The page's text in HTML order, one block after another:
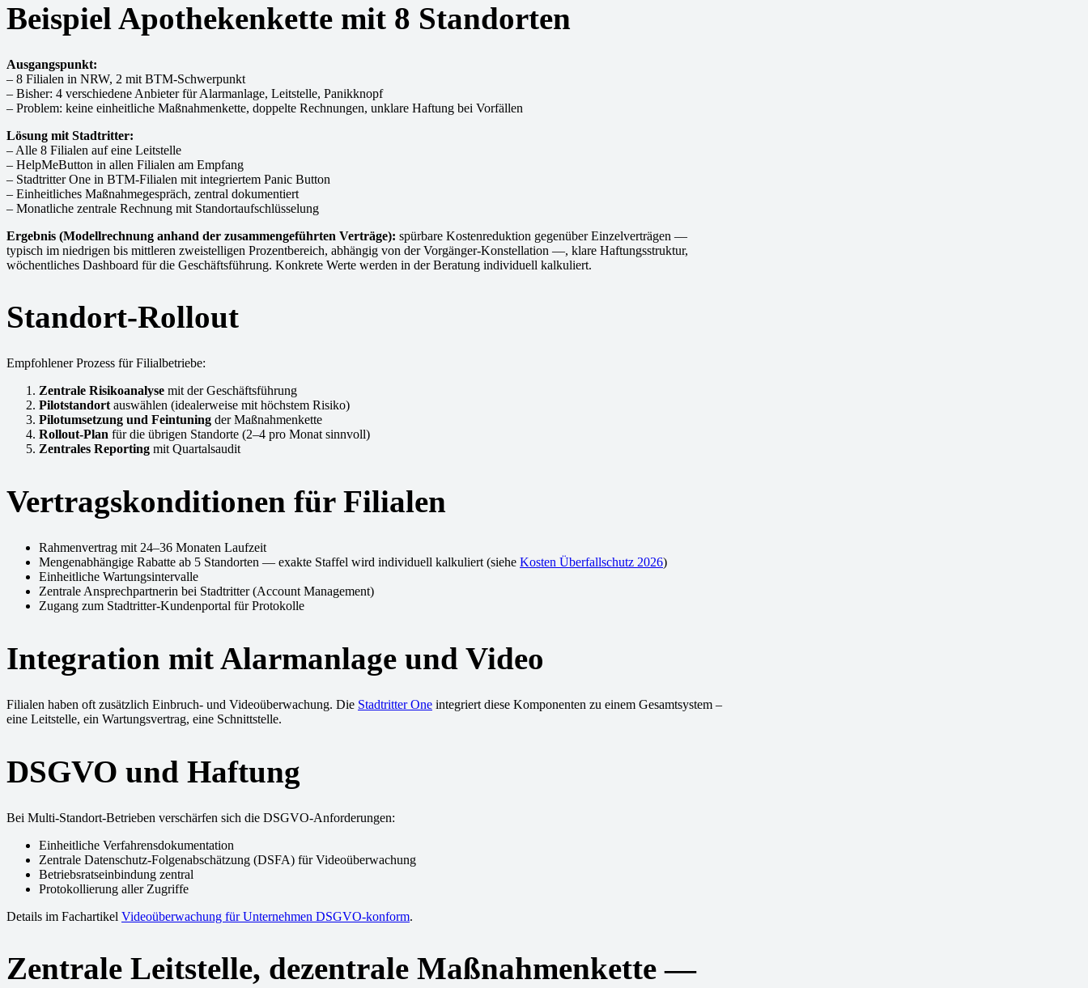
Beispiel Apothekenkette mit 8 Standorten
Ausgangspunkt:
– 8 Filialen in NRW, 2 mit BTM-Schwerpunkt
– Bisher: 4 verschiedene Anbieter für Alarmanlage, Leitstelle, Panikknopf
– Problem: keine einheitliche Maßnahmenkette, doppelte Rechnungen, unklare Haftung bei Vorfällen
Lösung mit Stadtritter:
– Alle 8 Filialen auf eine Leitstelle
– HelpMeButton in allen Filialen am Empfang
– Stadtritter One in BTM-Filialen mit integriertem Panic Button
– Einheitliches Maßnahmegespräch, zentral dokumentiert
– Monatliche zentrale Rechnung mit Standortaufschlüsselung
Ergebnis (Modellrechnung anhand der zusammengeführten Verträge): spürbare Kostenreduktion gegenüber Einzelverträgen —
typisch im niedrigen bis mittleren zweistelligen Prozentbereich, abhängig von der Vorgänger-Konstellation —, klare Haftungsstruktur,
wöchentliches Dashboard für die Geschäftsführung. Konkrete Werte werden in der Beratung individuell kalkuliert.
Standort-Rollout
Empfohlener Prozess für Filialbetriebe:
Zentrale Risikoanalyse mit der Geschäftsführung
Pilotstandort auswählen (idealerweise mit höchstem Risiko)
Pilotumsetzung und Feintuning der Maßnahmenkette
Rollout-Plan für die übrigen Standorte (2–4 pro Monat sinnvoll)
Zentrales Reporting mit Quartalsaudit
Vertragskonditionen für Filialen
Rahmenvertrag mit 24–36 Monaten Laufzeit
Mengenabhängige Rabatte ab 5 Standorten — exakte Staffel wird individuell kalkuliert (siehe Kosten Überfallschutz 2026)
Einheitliche Wartungsintervalle
Zentrale Ansprechpartnerin bei Stadtritter (Account Management)
Zugang zum Stadtritter-Kundenportal für Protokolle
Integration mit Alarmanlage und Video
Filialen haben oft zusätzlich Einbruch- und Videoüberwachung. Die Stadtritter One integriert diese Komponenten zu einem Gesamtsystem –
eine Leitstelle, ein Wartungsvertrag, eine Schnittstelle.
DSGVO und Haftung
Bei Multi-Standort-Betrieben verschärfen sich die DSGVO-Anforderungen:
Einheitliche Verfahrensdokumentation
Zentrale Datenschutz-Folgenabschätzung (DSFA) für Videoüberwachung
Betriebsratseinbindung zentral
Protokollierung aller Zugriffe
Details im Fachartikel Videoüberwachung für Unternehmen DSGVO-konform.
Zentrale Leitstelle, dezentrale Maßnahmenkette —